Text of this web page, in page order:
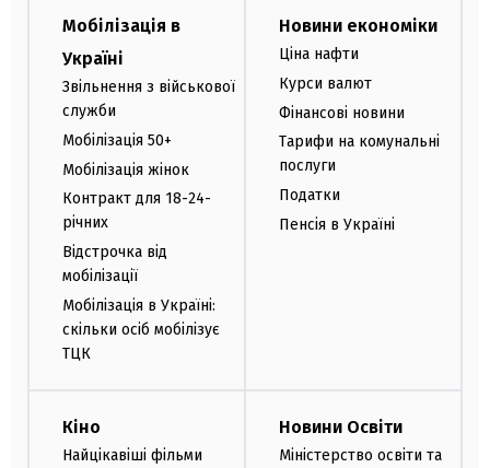
Мобілізація в
Україні
Звільнення з військової
служби
Мобілізація 50+
Мобілізація жінок
Контракт для 18-24-
річних
Відстрочка від
мобілізації
Мобілізація в Україні:
скільки осіб мобілізує
ТЦК
Новини економіки
Ціна нафти
Курси валют
Фінансові новини
Тарифи на комунальні
послуги
Податки
Пенсія в Україні
Кіно
Найцікавіші фільми
Новини Освіти
Міністерство освіти та